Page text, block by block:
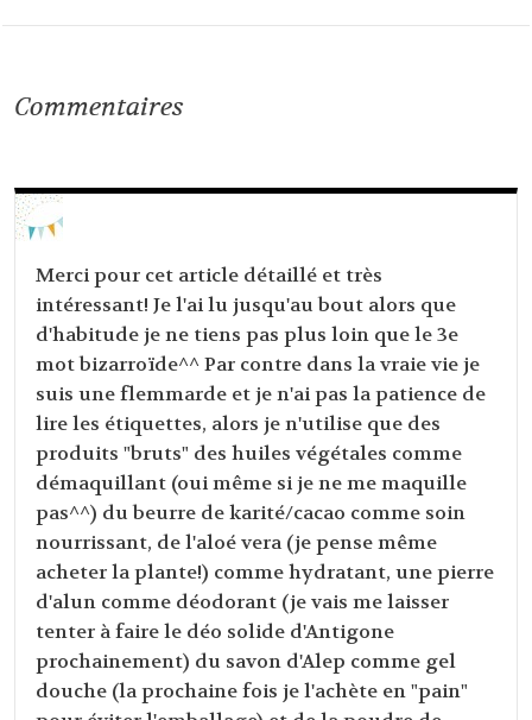
Commentaires
Merci pour cet article détaillé et très
intéressant! Je l'ai lu jusqu'au bout alors que
d'habitude je ne tiens pas plus loin que le 3e
mot bizarroïde^^ Par contre dans la vraie vie je
suis une flemmarde et je n'ai pas la patience de
lire les étiquettes, alors je n'utilise que des
produits "bruts" des huiles végétales comme
démaquillant (oui même si je ne me maquille
pas^^) du beurre de karité/cacao comme soin
nourrissant, de l'aloé vera (je pense même
acheter la plante!) comme hydratant, une pierre
d'alun comme déodorant (je vais me laisser
tenter à faire le déo solide d'Antigone
prochainement) du savon d'Alep comme gel
douche (la prochaine fois je l'achète en "pain"